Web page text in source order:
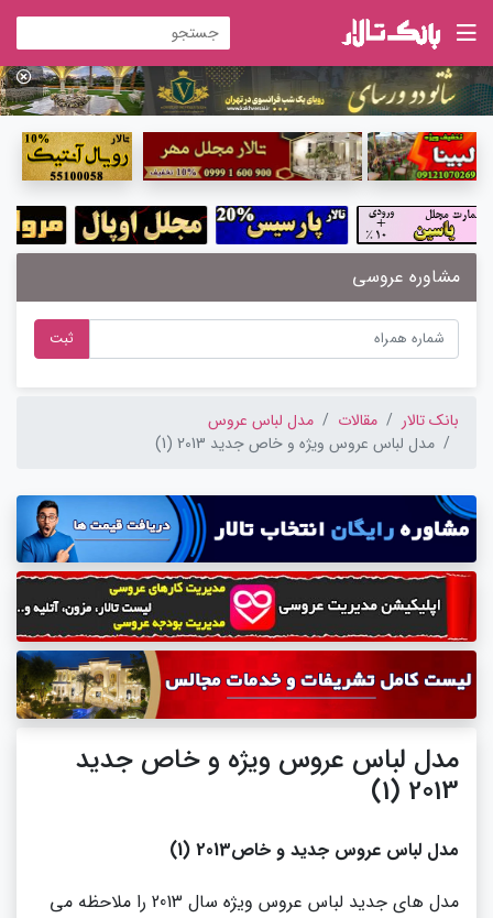
مشاوره عروسی
ثبت
بانک تالار مقالات
مدل لباس عروس
مدل لباس عروس ویژه و خاص جدید 2013 (1)
مدل لباس عروس ویژه و خاص جدید
2013 (1)
مدل لباس عروس جدید و خاص2013 (1)
مدل های جدید لباس عروس ویژه سال 2013 را ملاحظه می